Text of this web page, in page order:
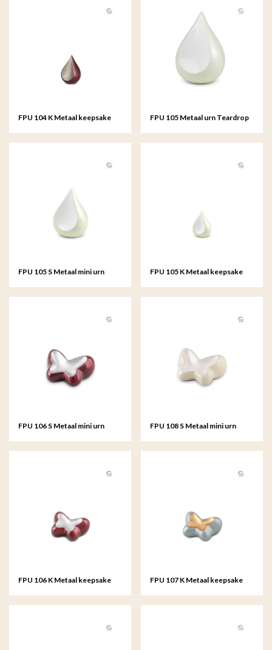
FPU 104 K Metaal keepsake
FPU 105 Metaal urn Teardrop
FPU 105 S Metaal mini urn
FPU 105 K Metaal keepsake
FPU 106 S Metaal mini urn
FPU 108 S Metaal mini urn
FPU 106 K Metaal keepsake
FPU 107 K Metaal keepsake